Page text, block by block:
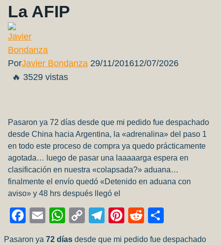
La AFIP
PorJavier Bondanza 29/11/201612/07/2026
🔥 3529 vistas
Pasaron ya 72 días desde que mi pedido fue despachado
desde China hacia Argentina, la «adrenalina» del paso 1
en todo este proceso de compra ya quedo prácticamente
agotada… luego de pasar una laaaaarga espera en
clasificación en nuestra «colapsada?» aduana…
finalmente el envío quedó «Detenido en aduana con
aviso» y 48 hrs después llegó el
Facebook
EmailWhatsApp
CopyTelegram
Pinterest
Reddit
Pasaron ya 72 días desde que mi pedido fue despachado